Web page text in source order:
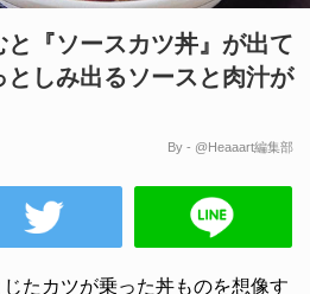
『ソースカツ丼』が出て
としみ出るソースと肉汁が
By - @Heaaart編集部
たカツが乗った丼ものを想像す